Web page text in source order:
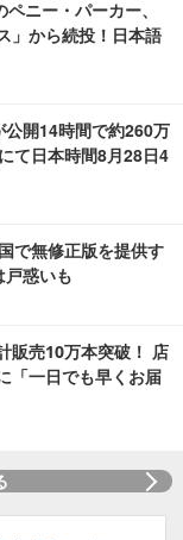
ニー・パーカー、
」から続投！日本語
公開14時間で約260万
て日本時間8月28日4
で無修正版を提供す
惑いも
販売10万本突破！ 店
「一日でも早くお届